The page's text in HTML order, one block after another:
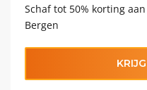
Schaf tot 50% korting
Bergen